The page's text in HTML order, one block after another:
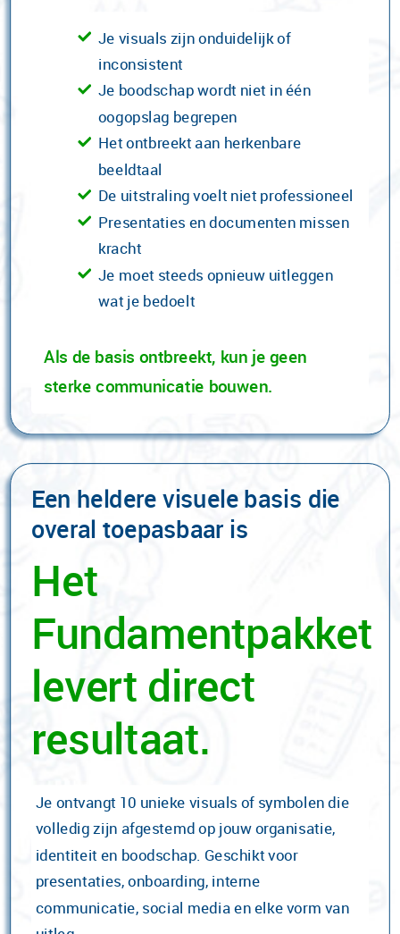
Je visuals zijn onduidelijk of
inconsistent
Je boodschap wordt niet in één
oogopslag begrepen
Het ontbreekt aan herkenbare
beeldtaal
De uitstraling voelt niet professioneel
Presentaties en documenten missen
kracht
Je moet steeds opnieuw uitleggen
wat je bedoelt
Als de basis ontbreekt, kun je geen
sterke communicatie bouwen.
Een heldere visuele basis die
overal toepasbaar is
Het
Fundamentpakket
levert direct
resultaat.
Je ontvangt 10 unieke visuals of symbolen die
volledig zijn afgestemd op jouw organisatie,
identiteit en boodschap. Geschikt voor
presentaties, onboarding, interne
communicatie, social media en elke vorm van